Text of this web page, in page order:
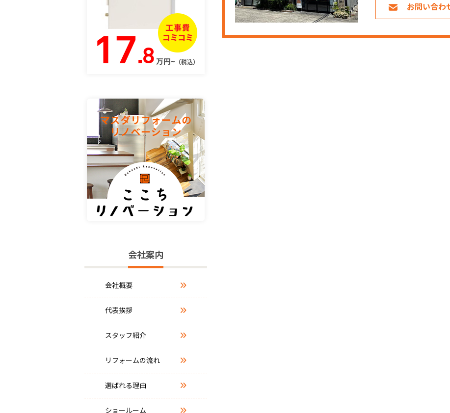
お問い合わ
17.8 万円~ （税込）
会社案内
会社概要
代表挨拶
スタッフ紹介
リフォームの流れ
選ばれる理由
ショールーム